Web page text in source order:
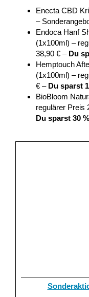
Enecta CBD
–
Endoca Hanf
(1x100ml) –
38,90 € – Du
Hemptouch
(1x100ml) –
€ – Du sparst
BioBloom
regulärer Preis
Du sparst 30